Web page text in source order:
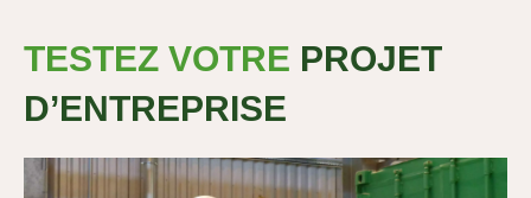
TESTEZ VOTRE PROJET
D’ENTREPRISE